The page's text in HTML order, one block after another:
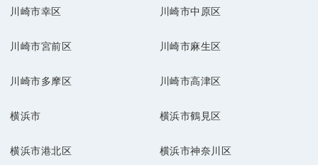
川崎市幸区 川崎市中原区
川崎市宮前区 川崎市麻生区
川崎市多摩区 川崎市高津区
横浜市 横浜市鶴見区
横浜市港北区 横浜市神奈川区